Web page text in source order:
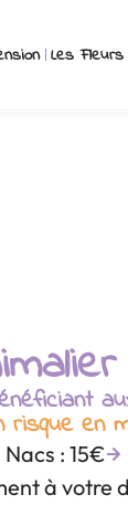
Les
risque en
Nacs : 15€
à votre